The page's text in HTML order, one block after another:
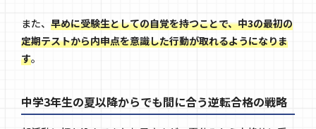
また、 早めに受験生としての自覚を持つことで、中3の最初の
定期テストから内申点を意識した行動が取れるようになりま
す。
中学3年生の夏以降からでも間に合う逆転合格の戦略